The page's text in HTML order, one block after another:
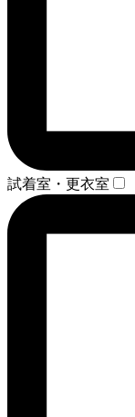
試着室・更衣室